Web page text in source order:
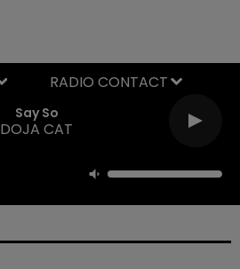
Say So
DOJA CAT
RADIO CONTACT